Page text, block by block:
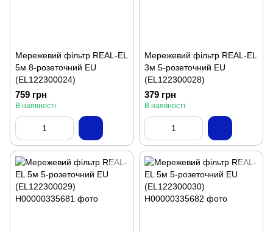
Мережевий фільтр REAL-EL
5м 8-розеточний EU
(EL122300024)
759 грн
В наявності
Мережевий фільтр REAL-EL
3м 5-розеточний EU
(EL122300028)
379 грн
В наявності